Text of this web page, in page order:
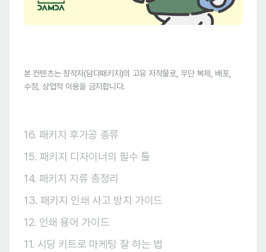
본 컨텐츠는 창작자(담다패키지)의 고유 저작물로, 무단 복제, 배포,
수정, 상업적 이용을 금지합니다.
16. 패키지 후가공 종류
15. 패키지 디자이너의 필수 툴
14. 패키지 지류 총정리
13. 패키지 인쇄 사고 방지 가이드
12. 인쇄 용어 가이드
11. 시딩 키트로 마케팅 잘 하는 법